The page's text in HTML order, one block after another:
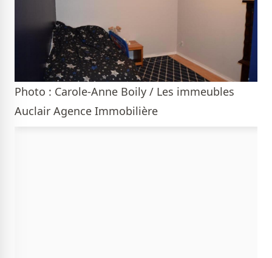
Photo : Carole-Anne Boily / Les immeubles
Auclair Agence Immobilière